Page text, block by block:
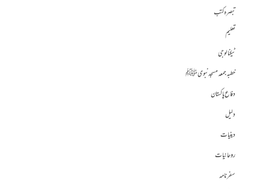
تبصرہ کتب
تعلیم
ٹیکنالوجی
خطبہ جمعہ مسجد نبوی ﷺ
دفاع پاکستان
دلیل
دینیات
روحانیات
سفرنامہ